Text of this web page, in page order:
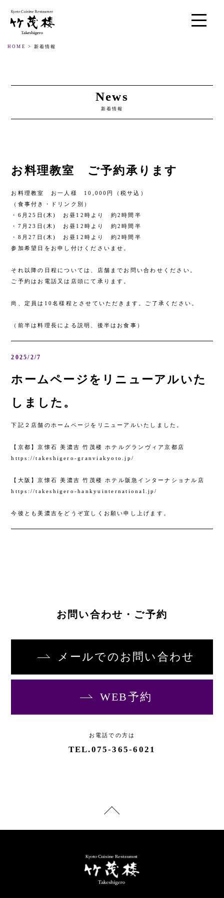
HOME> 新着情報
News
新着情報
お料理教室 ご予約承ります
お料理教室 お一人様 10,000円（税サ込）
（食事付き・ドリンク別）
・6月25日(木) お昼12時より 約2時間半
・7月23日(木) お昼12時より 約2時間半
・8月27日(木) お昼12時より 約2時間半
参加希望日をお申し付けくださいませ。
それ以降の日程については、店舗までお問い合わせください。
ご予約はお電話又は店頭にて承ります。
尚、定員は10名様程とさせていただきます。ご了承ください。
（前半は料理長による説明、後半はお食事）
2025/2/7
ホームページをリニューアルいた
しました。
下記２店舗のホームページをリニューアルいたしました。
【京都】京懐石 美濃吉 竹茂楼 ホテルグランヴィア京都店
https://takeshigero-granviakyoto.jp/
【大阪】京懐石 美濃吉 竹茂楼 ホテル阪急インターナショナル店
https://takeshigero-hankyuinternational.jp/
今後とも美濃吉をどうぞ宜しくお願い申し上げます。
お問い合わせ・ご予約
メールでのお問い合わせ
WEB予約
お電話での方は
TEL.075-365-6021